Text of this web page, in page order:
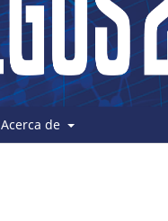
Acerca de